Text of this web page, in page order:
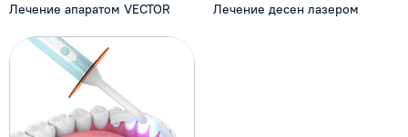
Лечение апаратом VECTOR Лечение десен лазером